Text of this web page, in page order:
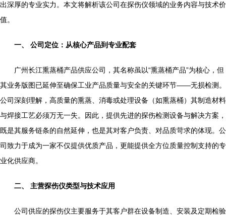
出深厚的专业实力。本文将解析该公司在探伤仪领域的业务内容与技术价
值。
一、 公司定位：从核心产品到专业配套
广州长江熏蒸桶产品供应公司，其名称虽以“熏蒸桶产品”为核心，但
其业务版图已延伸至确保工业产品质量与安全的关键环节——无损检测。
公司深刻理解，高质量的熏蒸、消毒或处理设备（如熏蒸桶）其制造材料
与焊接工艺必须万无一失。因此，提供先进的探伤检测设备与解决方案，
既是其服务链条的自然延伸，也是其对客户负责、对品质苛求的体现。公
司致力于成为一家不仅提供优质产品，更能提供全方位质量控制支持的专
业化供应商。
二、 主营探伤仪类型与技术应用
公司供应的探伤仪主要服务于其客户群在设备制造、安装及定期检验